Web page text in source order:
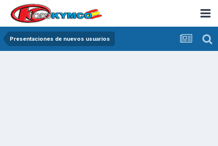
Presentaciones de nuevos usuarios